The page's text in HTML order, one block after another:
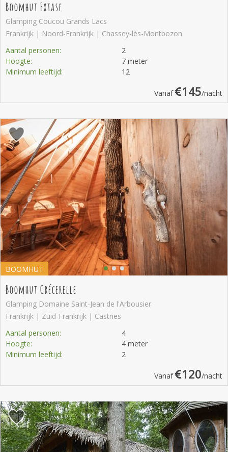
Boomhut Extase
Glamping Coucou Grands Lacs
Frankrijk | Noord-Frankrijk | Chassey-lès-Montbozon
Aantal personen:
2
Hoogte:
7 meter
Minimum leeftijd:
12
Vanaf 145/nacht
BOOMHUT
Boomhut Crécerelle
Glamping Domaine Saint-Jean de l'Arbousier
Frankrijk | Zuid-Frankrijk | Castries
Aantal personen:
4
Hoogte:
4 meter
Minimum leeftijd:
2
Vanaf 120/nacht